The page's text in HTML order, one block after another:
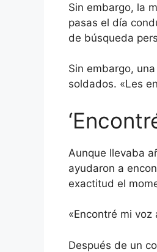
Sin embargo, la
pasas el día
de búsqueda
Sin embargo,
soldados. «Les
Aunque llevaba
ayudaron a
exactitud el
«Encontré mi
Después de un